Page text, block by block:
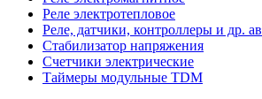
Реле электротепловое
Реле, датчики, контроллеры и др.
Стабилизатор напряжения
Счетчики электрические
Таймеры модульные TDM